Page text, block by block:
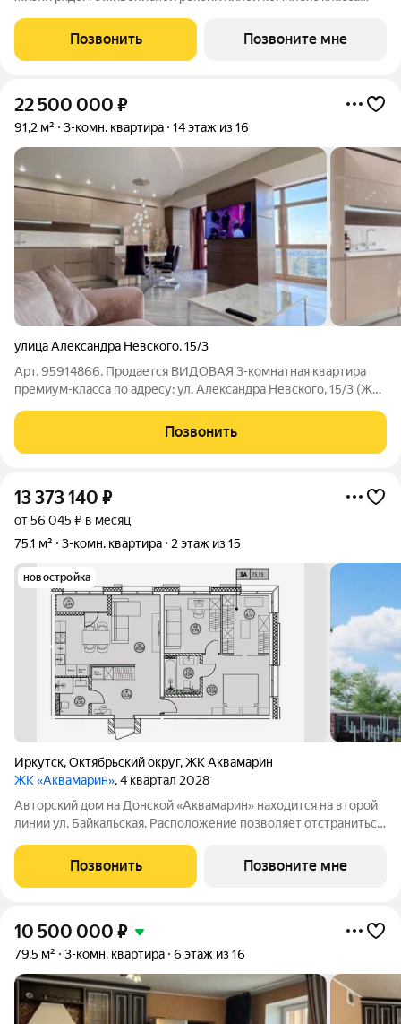
минутах от центра города. Гармония природы и городской
инфраструктуры создает
Позвонить Позвоните мне
22 500 000 ₽
91,2 м² 3-комн. квартира 14 этаж из 16
улица Александра Невского,15/3
Арт. 95914866. Продается ВИДОВАЯ 3-комнатная квартира
премиум-класса по адресу: ул. Александра Невского, 15/3 (ЖК
формулировками о том, какая данная квартира распрекрасная,
уникальная и "luxury"
Позвонить
13 373 140 ₽
от 56 045 ₽ в месяц
75,1 м²
3-комн. квартира 2 этаж из 15
новостройка
Иркутск,Октябрьский округ,ЖК Аквамарин
ЖК «Аквамарин», 4 квартал 2028
Авторский дом на Донской «Аквамарин» находится на второй
линии ул. Байкальская. Расположение позволяет отстраниться
самом престижном районе Иркутска. Выбирая жилой
комплекс «Аквамарин», вы
Позвонить Позвоните мне
10 500 000 ₽
79,5 м² 3-комн. квартира 6 этаж из 16